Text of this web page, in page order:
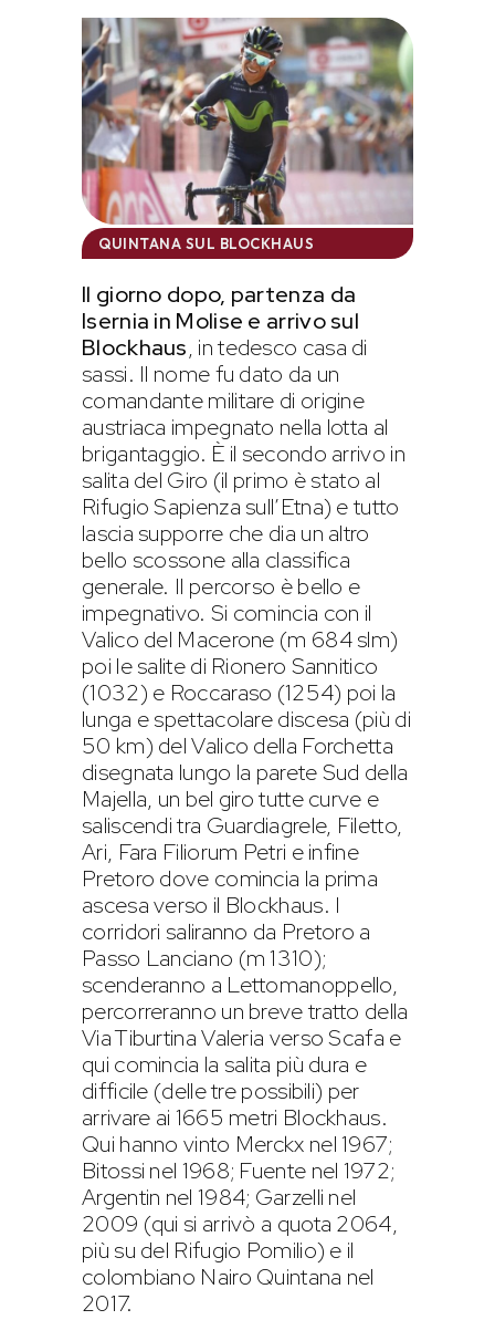
QUINTANA SUL BLOCKHAUS
Il giorno dopo, partenza da
Isernia in Molise e arrivo sul
Blockhaus, in tedesco casa di
sassi. Il nome fu dato da un
comandante militare di origine
austriaca impegnato nella lotta al
brigantaggio. È il secondo arrivo in
salita del Giro (il primo è stato al
Rifugio Sapienza sull’Etna) e tutto
lascia supporre che dia un altro
bello scossone alla classifica
generale. Il percorso è bello e
impegnativo. Si comincia con il
Valico del Macerone (m 684 slm)
poi le salite di Rionero Sannitico
(1032) e Roccaraso (1254) poi la
lunga e spettacolare discesa (più di
50 km) del Valico della Forchetta
disegnata lungo la parete Sud della
Majella, un bel giro tutte curve e
saliscendi tra Guardiagrele, Filetto,
Ari, Fara Filiorum Petri e infine
Pretoro dove comincia la prima
ascesa verso il Blockhaus. I
corridori saliranno da Pretoro a
Passo Lanciano (m 1310);
scenderanno a Lettomanoppello,
percorreranno un breve tratto della
Via Tiburtina Valeria verso Scafa e
qui comincia la salita più dura e
difficile (delle tre possibili) per
arrivare ai 1665 metri Blockhaus.
Qui hanno vinto Merckx nel 1967;
Bitossi nel 1968; Fuente nel 1972;
Argentin nel 1984; Garzelli nel
2009 (qui si arrivò a quota 2064,
più su del Rifugio Pomilio) e il
colombiano Nairo Quintana nel
2017.